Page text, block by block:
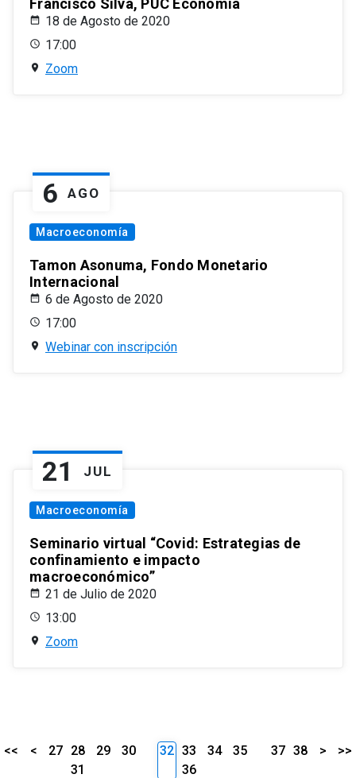
Francisco Silva, PUC Economía
18 de Agosto de 2020
17:00
Zoom
6 AGO
Macroeconomía
Tamon Asonuma, Fondo Monetario
Internacional
6 de Agosto de 2020
17:00
Webinar con inscripción
21 JUL
Macroeconomía
Seminario virtual “Covid: Estrategias de
confinamiento e impacto
macroeconómico”
21 de Julio de 2020
13:00
Zoom
<< < 27 28 29
30
31
32 33 34
35
36
37 38 > >>